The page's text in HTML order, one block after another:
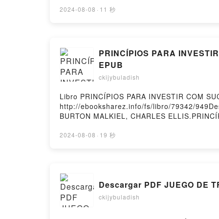
SEGUNDA VIDA DE BREE TANNER
2024-08-08 · 11 秒
PRINCÍPIOS PARA
EPUB
ckijybuladish
Libro PRINCÍPIOS PARA INVESTIR COM
http://ebooksharez.info/fs/libro/79342/
BURTON MALKIEL, CHARLES
ELLIS Leer en línea , PRINCÍPIOS PARA
2024-08-08 · 19 秒
Descargar PDF JUEGO DE
ckijybuladish